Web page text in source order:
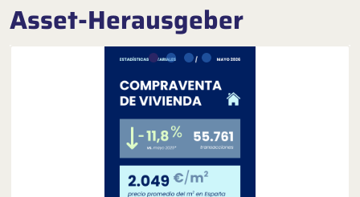
Asset-Herausgeber